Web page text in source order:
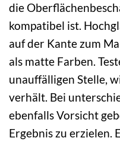
die
kompatibel ist.
auf der Kante zum
als matte Farben.
unauffälligen Stelle,
verhält. Bei
ebenfalls Vorsicht
Ergebnis zu erzielen.